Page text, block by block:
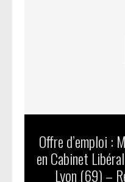
Offre d’emploi :
en Cabinet
Lyon (69) –